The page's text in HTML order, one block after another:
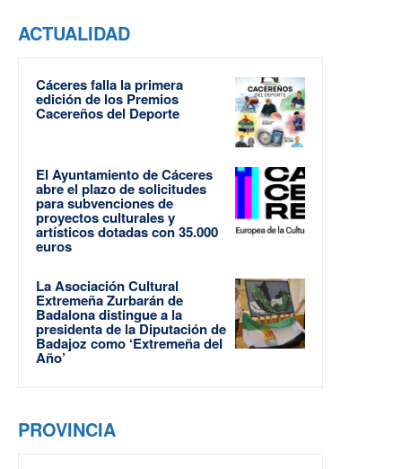
ACTUALIDAD
Cáceres falla la primera
edición de los Premios
Cacereños del Deporte
El Ayuntamiento de Cáceres
abre el plazo de solicitudes
para subvenciones de
proyectos culturales y
artísticos dotadas con 35.000
euros
La Asociación Cultural
Extremeña Zurbarán de
Badalona distingue a la
presidenta de la Diputación de
Badajoz como ‘Extremeña del
Año’
PROVINCIA